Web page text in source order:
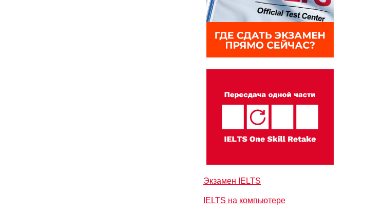
Экзамен IELTS
IELTS на компьютере